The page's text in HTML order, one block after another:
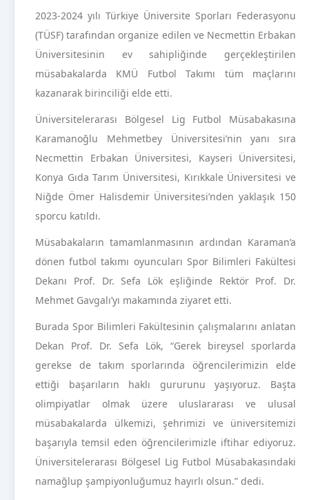
2023-2024 yılı Türkiye Üniversite Sporları Federasyonu
(TÜSF) tarafından organize edilen ve Necmettin Erbakan
Üniversitesinin ev sahipliğinde gerçekleştirilen
müsabakalarda KMÜ Futbol Takımı tüm maçlarını
kazanarak birinciliği elde etti.
Üniversitelerarası Bölgesel Lig Futbol Müsabakasına
Karamanoğlu Mehmetbey Üniversitesi’nin yanı sıra
Necmettin Erbakan Üniversitesi, Kayseri Üniversitesi,
Konya Gıda Tarım Üniversitesi, Kırıkkale Üniversitesi ve
Niğde Ömer Halisdemir Üniversitesi’nden yaklaşık 150
sporcu katıldı.
Müsabakaların tamamlanmasının ardından Karaman’a
dönen futbol takımı oyuncuları Spor Bilimleri Fakültesi
Dekanı Prof. Dr. Sefa Lök eşliğinde Rektör Prof. Dr.
Mehmet Gavgalı’yı makamında ziyaret etti.
Burada Spor Bilimleri Fakültesinin çalışmalarını anlatan
Dekan Prof. Dr. Sefa Lök, “Gerek bireysel sporlarda
gerekse de takım sporlarında öğrencilerimizin elde
ettiği başarıların haklı gururunu yaşıyoruz. Başta
olimpiyatlar olmak üzere uluslararası ve ulusal
müsabakalarda ülkemizi, şehrimizi ve üniversitemizi
başarıyla temsil eden öğrencilerimizle iftihar ediyoruz.
Üniversitelerarası Bölgesel Lig Futbol Müsabakasındaki
namağlup şampiyonluğumuz hayırlı olsun.” dedi.